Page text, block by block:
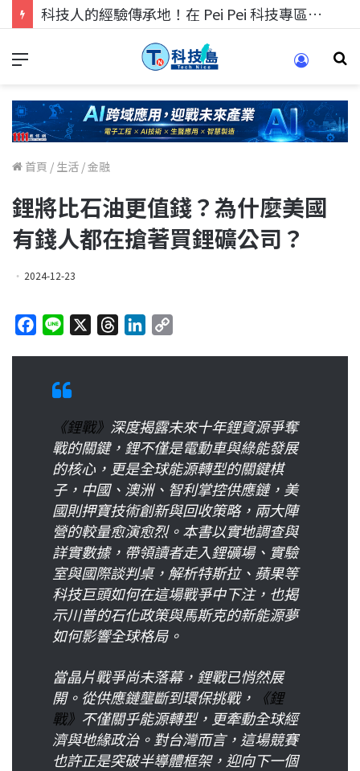
科技人的經驗傳承地！在 Pei Pei 科技專區，與學弟妹交流最硬核的技術
首頁 / 生活 /金融
鋰將比石油更值錢？為什麼美國
有錢人都在搶著買鋰礦公司？
2024-12-23
e
d
s
d
I
n
i
n
k
《鋰戰》 深度揭露未來十年鋰資源爭奪
戰的關鍵，鋰不僅是電動車與綠能發展
的核心，更是全球能源轉型的關鍵棋
子，中國、澳洲、智利掌控供應鏈，美
國則押寶技術創新與回收策略，兩大陣
營的較量愈演愈烈。本書以實地調查與
詳實數據，帶領讀者走入鋰礦場、實驗
室與國際談判桌，解析特斯拉、蘋果等
科技巨頭如何在這場戰爭中下注，也揭
示川普的石化政策與馬斯克的新能源夢
如何影響全球格局。
當晶片戰爭尚未落幕，鋰戰已悄然展
開。從供應鏈壟斷到環保挑戰，
《鋰
戰》 不僅關乎能源轉型，更牽動全球經
濟與地緣政治。對台灣而言，這場競賽
也許正是突破半導體框架，迎向下一個